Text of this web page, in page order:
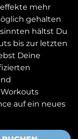
mehr
gehalten
hältst Du
bis zur letzten
Deine
auf ein neues